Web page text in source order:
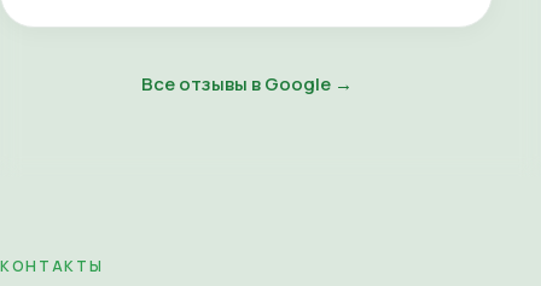
Все отзывы в Google →
КОНТАКТЫ